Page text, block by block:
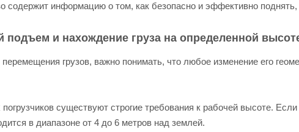
содержит информацию о том, как безопасно и эффективно поднять,
и нахождение груза на определенной
перемещения грузов, важно понимать, что любое изменение его
существуют строгие требования к рабочей высоте.
в диапазоне от 4 до 6 метров над землей.